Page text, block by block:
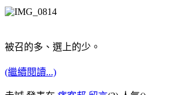
被召的多、選上的少。
(繼續閱讀...)